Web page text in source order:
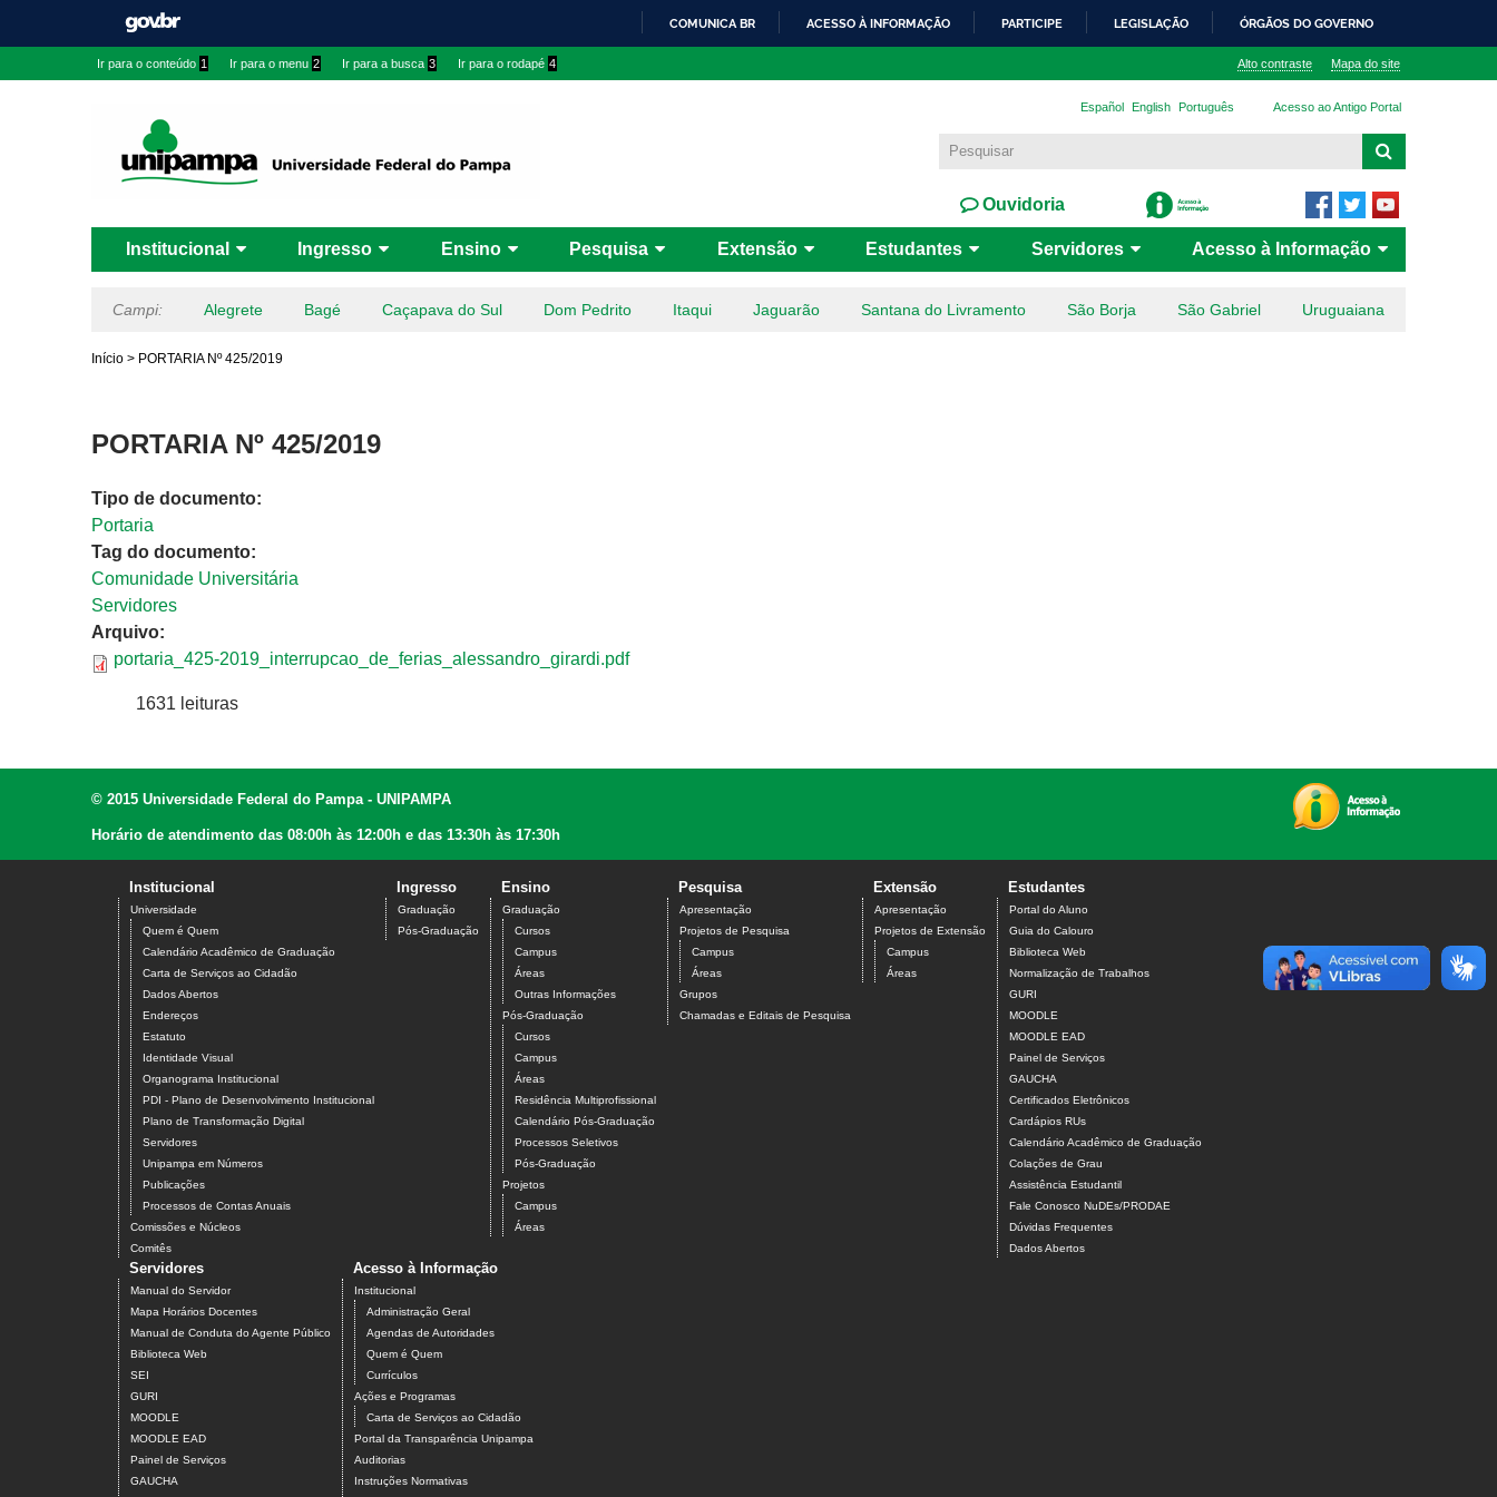
COMUNICA BR ACESSO À INFORMAÇÃO PARTICIPE LEGISLAÇÃO ÓRGÃOS DO GOVERNO
Ir para o conteúdo 1 Ir para o menu 2 Ir para a busca 3 Ir para o rodapé 4 Alto contraste Mapa do site
Português
English
Español Acesso ao Antigo Portal
Ouvidoria
Institucional Ingresso Ensino Pesquisa Extensão Estudantes Servidores Acesso à Informação
Campi: Alegrete Bagé Caçapava do Sul Dom Pedrito Itaqui Jaguarão Santana do Livramento São Borja São Gabriel Uruguaiana
Início > PORTARIA Nº 425/2019
PORTARIA Nº 425/2019
Tipo de documento:
Portaria
Tag do documento:
Comunidade Universitária
Servidores
Arquivo:
portaria_425-2019_interrupcao_de_ferias_alessandro_girardi.pdf
1631 leituras
© 2015 Universidade Federal do Pampa - UNIPAMPA
Horário de atendimento das 08:00h às 12:00h e das 13:30h às 17:30h
Institucional
Universidade
Quem é Quem
Calendário Acadêmico de Graduação
Carta de Serviços ao Cidadão
Dados Abertos
Endereços
Estatuto
Identidade Visual
Organograma Institucional
PDI - Plano de Desenvolvimento Institucional
Plano de Transformação Digital
Servidores
Unipampa em Números
Publicações
Processos de Contas Anuais
Comissões e Núcleos
Comitês
Ingresso
Graduação
Pós-Graduação
Ensino
Graduação
Cursos
Campus
Áreas
Outras Informações
Pós-Graduação
Cursos
Campus
Áreas
Residência Multiprofissional
Calendário Pós-Graduação
Processos Seletivos
Pós-Graduação
Projetos
Campus
Áreas
Pesquisa
Apresentação
Projetos de Pesquisa
Campus
Áreas
Grupos
Chamadas e Editais de Pesquisa
Extensão
Apresentação
Projetos de Extensão
Campus
Áreas
Estudantes
Portal do Aluno
Guia do Calouro
Biblioteca Web
Normalização de Trabalhos
GURI
MOODLE
MOODLE EAD
Painel de Serviços
GAUCHA
Certificados Eletrônicos
Cardápios RUs
Calendário Acadêmico de Graduação
Colações de Grau
Assistência Estudantil
Fale Conosco NuDEs/PRODAE
Dúvidas Frequentes
Dados Abertos
Servidores
Manual do Servidor
Mapa Horários Docentes
Manual de Conduta do Agente Público
Biblioteca Web
SEI
GURI
MOODLE
MOODLE EAD
Painel de Serviços
GAUCHA
Acesso à Informação
Institucional
Administração Geral
Agendas de Autoridades
Quem é Quem
Currículos
Ações e Programas
Carta de Serviços ao Cidadão
Portal da Transparência Unipampa
Auditorias
Instruções Normativas